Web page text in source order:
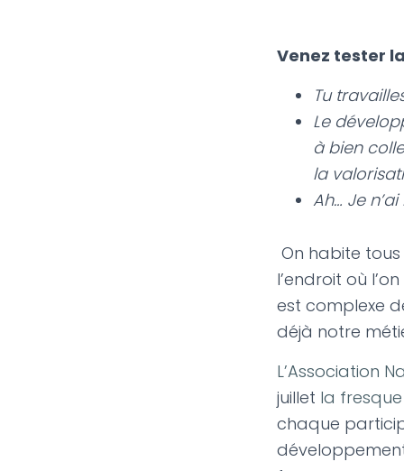
Venez tester
Tu
Le
à bien
la
Ah… Je
On habite
l’endroit où
est complexe
déjà notre
L’Association
juillet la
chaque